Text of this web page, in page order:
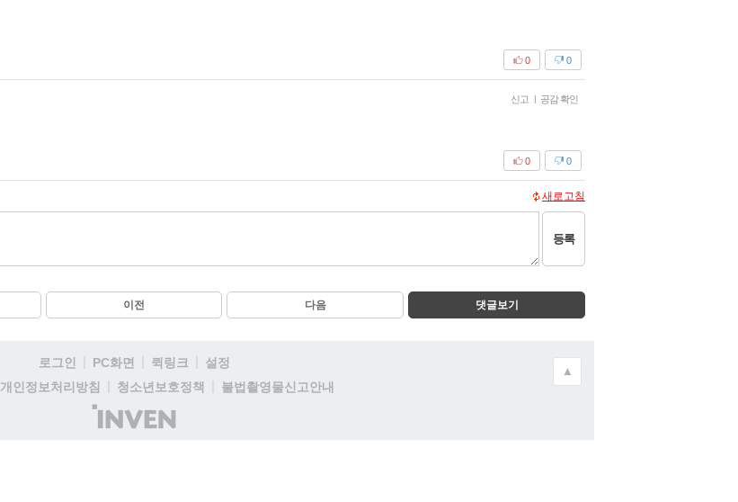
0
0
신고 | 공감 확인
0
0
새로고침
등록
이전 다음 댓글보기
로그인 PC화면 퀵링크
설정
개인정보처리방침 청소년보호정책
불법촬영물신고안내
(주)
인
▲